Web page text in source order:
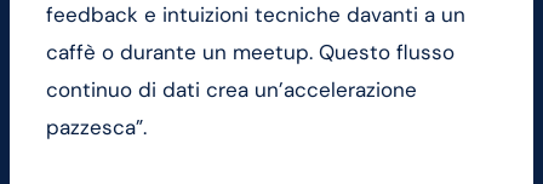
feedback e intuizioni tecniche davanti a un
caffè o durante un meetup. Questo flusso
continuo di dati crea un’accelerazione
pazzesca”.